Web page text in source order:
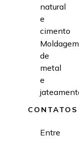
natural
e
cimento
Moldagem
de
metal
e
CONTATOS
Entre